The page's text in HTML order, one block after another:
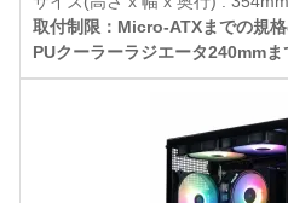
取付制限：Micro-ATXまでの規
PUクーラーラジエータ240mmま